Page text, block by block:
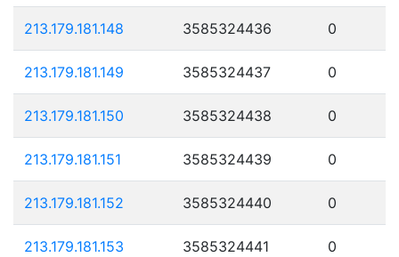
213.179.181.148 3585324436 0
213.179.181.149 3585324437 0
213.179.181.150 3585324438 0
213.179.181.151 3585324439 0
213.179.181.152 3585324440 0
213.179.181.153 3585324441 0